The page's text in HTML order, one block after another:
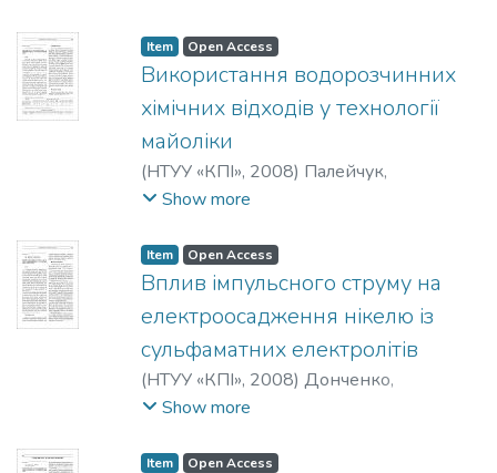
Item Open Access
Використання водорозчинних
хімічних відходів у технології
майоліки
(НТУУ «КПІ», 2008) Палейчук,
Валентина Сергіївна
Show more
Item Open Access
Вплив імпульсного струму на
електроосадження нікелю із
сульфаматних електролітів
(НТУУ «КПІ», 2008) Донченко,
Маргарита Іванівна
Вікторович;Мотронюк, Тетяна Іванівна
Show more
Item Open Access